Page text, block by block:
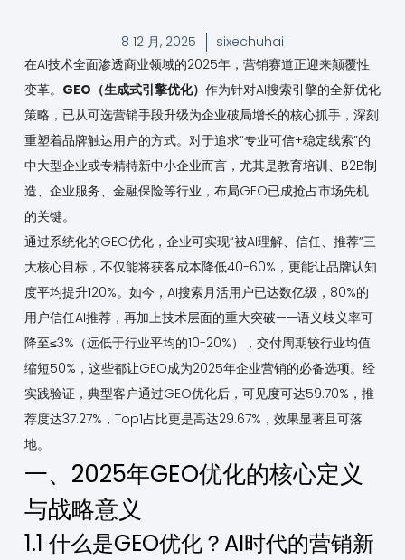
8 12 月, 2025
sixechuhai
在AI技术全面渗透商业领域的2025年，营销赛道正迎来颠覆性
变革。 GEO（生成式引擎优化） 作为针对AI搜索引擎的全新优化
策略，已从可选营销手段升级为企业破局增长的核心抓手，深刻
重塑着品牌触达用户的方式。对于追求“专业可信+稳定线索”的
中大型企业或专精特新中小企业而言，尤其是教育培训、B2B制
造、企业服务、金融保险等行业，布局GEO已成抢占市场先机
的关键。
通过系统化的GEO优化，企业可实现“被AI理解、信任、推荐”三
大核心目标，不仅能将获客成本降低40-60%，更能让品牌认知
度平均提升120%。如今，AI搜索月活用户已达数亿级，80%的
用户信任AI推荐，再加上技术层面的重大突破——语义歧义率可
降至≤3%（远低于行业平均的10-20%），交付周期较行业均值
缩短50%，这些都让GEO成为2025年企业营销的必备选项。经
实践验证，典型客户通过GEO优化后，可见度可达59.70%，推
荐度达37.27%，Top1占比更是高达29.67%，效果显著且可落
地。
一、2025年GEO优化的核心定义
与战略意义
1.1 什么是GEO优化？AI时代的营销新